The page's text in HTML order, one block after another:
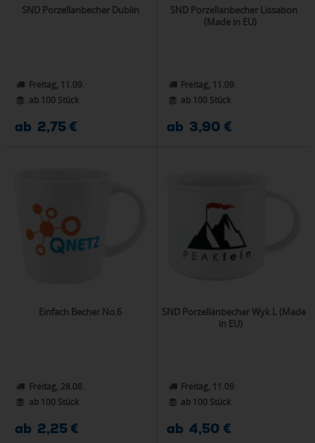
SND Porzellanbecher Dublin
Freitag, 11.09.
ab 100 Stück
ab 2,75 €
SND Porzellanbecher Lissabon
(Made in EU)
Freitag, 11.09.
ab 100 Stück
ab 3,90 €
Einfach Becher No.6
Freitag, 28.08.
ab 100 Stück
ab 2,25 €
SND Porzellanbecher Wyk L (Made
in EU)
Freitag, 11.09.
ab 100 Stück
ab 4,50 €